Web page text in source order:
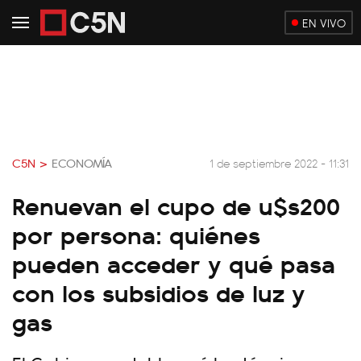
EN VIVO
C5N > ECONOMÍA 1 de septiembre 2022 - 11:31
Renuevan el cupo de u$s200
por persona: quiénes
pueden acceder y qué pasa
con los subsidios de luz y
gas